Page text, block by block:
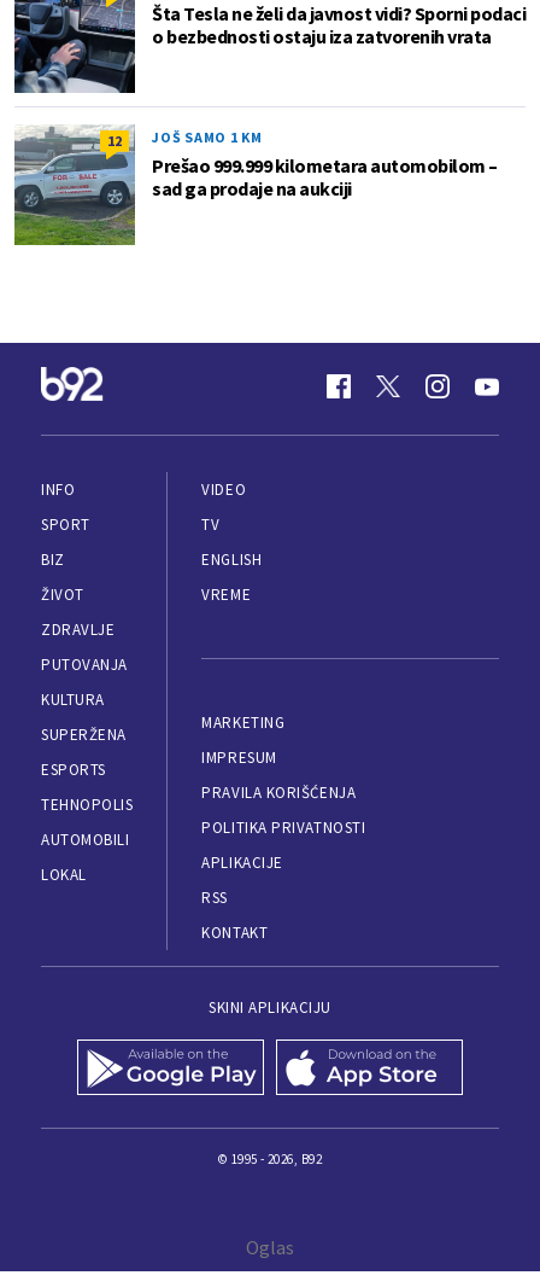
Šta Tesla ne želi da javnost vidi? Sporni podaci
o bezbednosti ostaju iza zatvorenih vrata
12 JOŠ SAMO 1 KM
Prešao 999.999 kilometara automobilom –
sad ga prodaje na aukciji
INFO
SPORT
BIZ
ŽIVOT
ZDRAVLJE
PUTOVANJA
KULTURA
SUPERŽENA
ESPORTS
TEHNOPOLIS
AUTOMOBILI
LOKAL
VIDEO
TV
ENGLISH
VREME
MARKETING
IMPRESUM
PRAVILA KORIŠĆENJA
POLITIKA PRIVATNOSTI
APLIKACIJE
RSS
KONTAKT
SKINI APLIKACIJU
© 1995 - 2026, B92